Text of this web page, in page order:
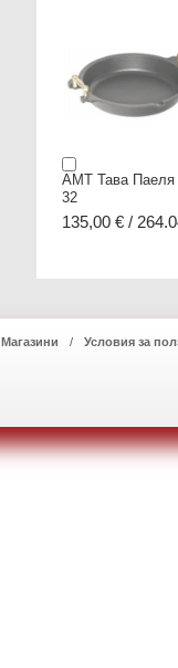
AMT Тава
32
135,00 € /
Магазини Условия за